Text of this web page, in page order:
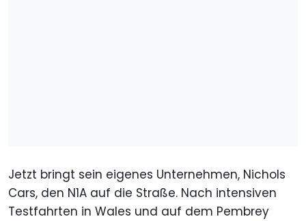
Jetzt bringt sein eigenes Unternehmen, Nichols
Cars, den N1A auf die Straße. Nach intensiven
Testfahrten in Wales und auf dem Pembrey